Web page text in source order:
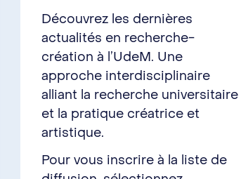
Découvrez les dernières
actualités en recherche-
création à l’UdeM. Une
approche interdisciplinaire
alliant la recherche universitaire
et la pratique créatrice et
artistique.
Pour vous inscrire à la liste de